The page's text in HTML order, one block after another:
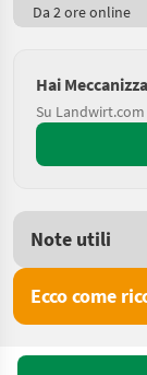
Da 2 ore online
Hai
Su
Note utili
Ecco come